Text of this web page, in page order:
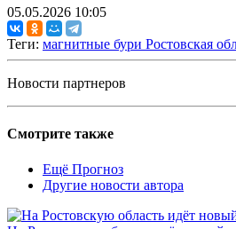
05.05.2026 10:05
Теги: магнитные бури Ростовская
Новости партнеров
Смотрите также
Ещё Прогноз
Другие новости автора